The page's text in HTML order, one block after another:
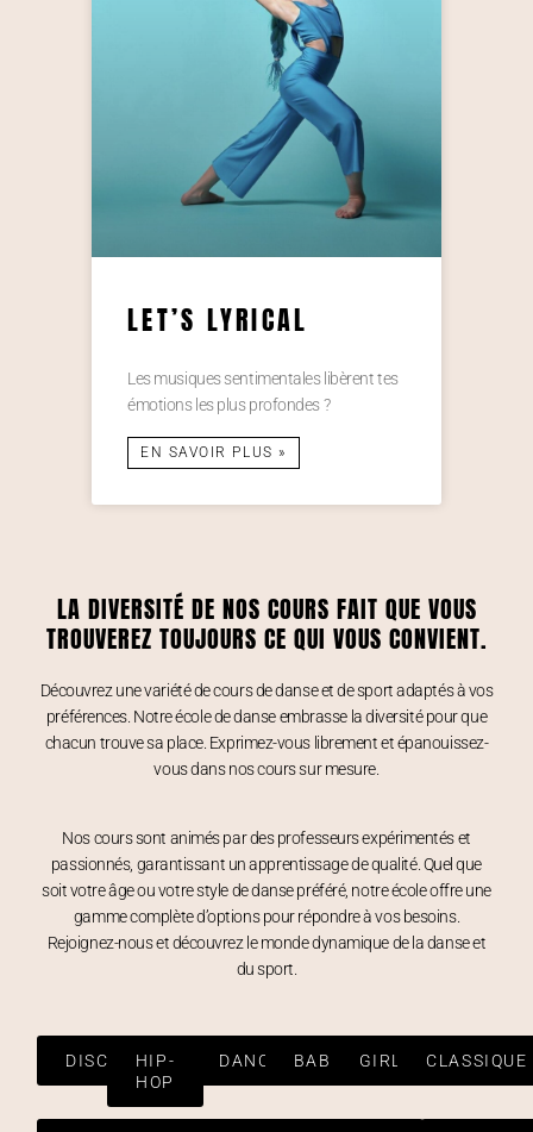
LET’S LYRICAL
Les musiques sentimentales libèrent tes
émotions les plus profondes ?
EN SAVOIR PLUS »
LA DIVERSITÉ DE NOS COURS FAIT QUE VOUS
TROUVEREZ TOUJOURS CE QUI VOUS CONVIENT.
Découvrez une variété de cours de danse et de sport adaptés à vos
préférences. Notre école de danse embrasse la diversité pour que
chacun trouve sa place. Exprimez-vous librement et épanouissez-
vous dans nos cours sur mesure.
Nos cours sont animés par des professeurs expérimentés et
passionnés, garantissant un apprentissage de qualité. Quel que
soit votre âge ou votre style de danse préféré, notre école offre une
gamme complète d’options pour répondre à vos besoins.
Rejoignez-nous et découvrez le monde dynamique de la danse et
du sport.
DISCO
HIP-
HOP
DANCE BABY GIRLY CLASSIQUE